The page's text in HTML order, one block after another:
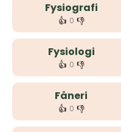
Fysiografi
👍 0 👎
Fysiologi
👍 0 👎
Fåneri
👍 0 👎